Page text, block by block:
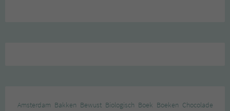
Amsterdam Bakken Bewust Biologisch Boek Boeken Chocolade